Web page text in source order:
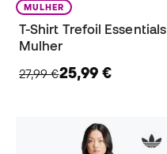
MULHER
T-Shirt Trefoil Essentials
Mulher
27,99 €25,99 €